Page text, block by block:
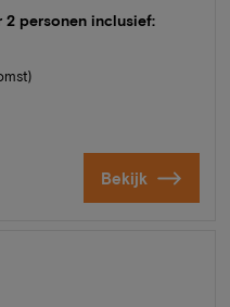
2 personen inclusief:
Bekijk